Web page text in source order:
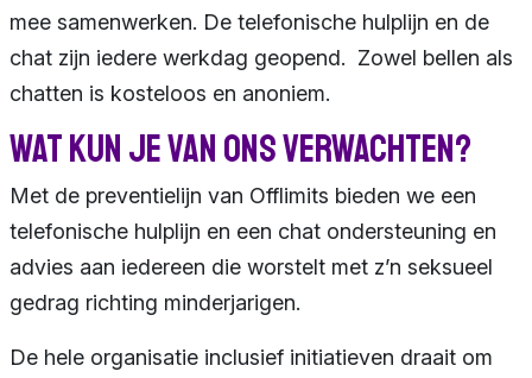
mee samenwerken. De telefonische hulplijn en de
chat zijn iedere werkdag geopend. Zowel bellen als
chatten is kosteloos en anoniem.
Wat kun je van ons verwachten?
Met de preventielijn van Offlimits bieden we een
telefonische hulplijn en een chat ondersteuning en
advies aan iedereen die worstelt met z’n seksueel
gedrag richting minderjarigen.
De hele organisatie inclusief initiatieven draait om